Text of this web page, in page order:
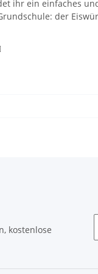
ihr ein einfaches
der
kostenlose